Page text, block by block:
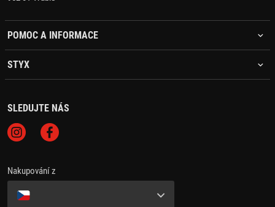
POMOC A INFORMACE
STYX
SLEDUJTE NÁS
Nakupování z